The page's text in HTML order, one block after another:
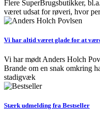
Flere SuperBrugsbutikker,
været udsat for røveri, hvor
Vi har altid været glade for at
Vi har mødt Anders Holch
Brande om en snak omkring
stadigvæk
Stærk udmelding fra Bestseller